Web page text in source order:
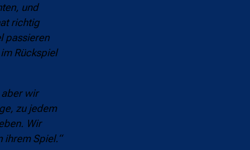
und
richtig
passieren
Rückspiel
wir
zu jedem
Wir
ihrem Spiel.“